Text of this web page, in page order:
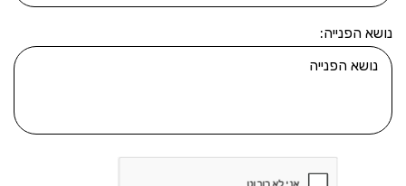
נושא הפנייה: